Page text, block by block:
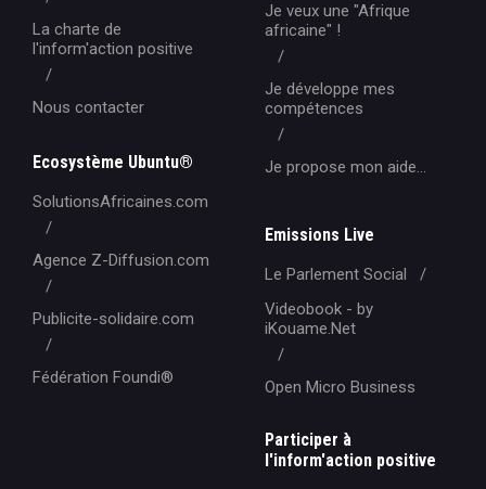
La charte de
l'inform'action positive
Nous contacter
Ecosystème Ubuntu®
SolutionsAfricaines.com
Agence Z-Diffusion.com
Publicite-solidaire.com
Fédération Foundi®️
Je veux une "Afrique
africaine" !
Je développe mes
compétences
Je propose mon aide...
Emissions Live
Le Parlement Social
Videobook - by
iKouame.Net
Open Micro Business
Participer à
l'inform'action positive